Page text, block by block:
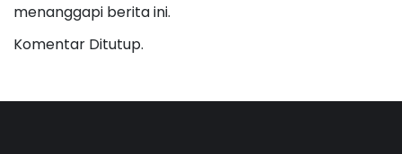
menanggapi berita ini.
Komentar Ditutup.